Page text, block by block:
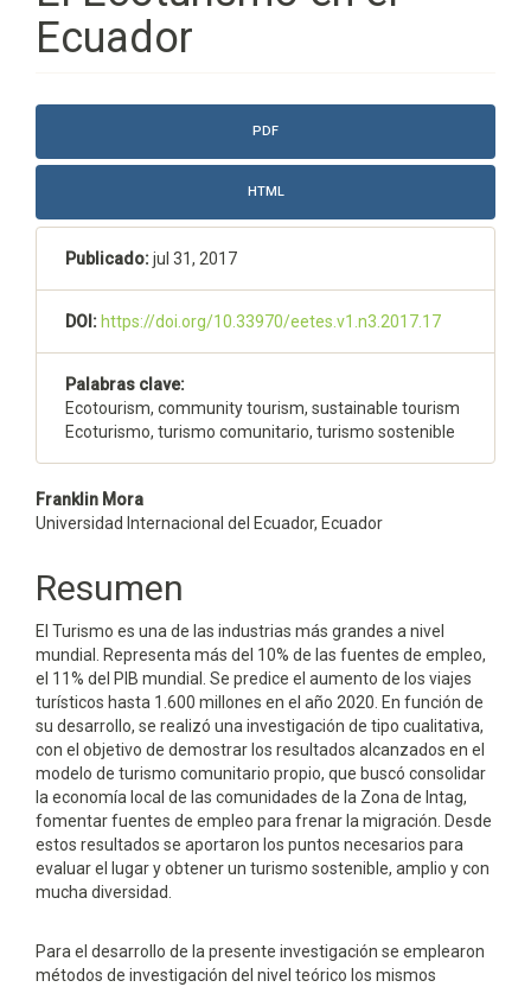
Ecuador
Barra
lateral
artículo
PDF
HTML
Publicado:jul 31, 2017
DOI:https://doi.org/10.33970/eetes.v1.n3.2017.17
Palabras clave:
Ecotourism, community tourism, sustainable tourism
Ecoturismo, turismo comunitario, turismo sostenible
Contenido
del
artículo
Franklin Mora
Universidad Internacional del Ecuador, Ecuador
Resumen
El Turismo es una de las industrias más grandes a nivel
mundial. Representa más del 10% de las fuentes de empleo,
el 11% del PIB mundial. Se predice el aumento de los viajes
turísticos hasta 1.600 millones en el año 2020. En función de
su desarrollo, se realizó una investigación de tipo cualitativa,
con el objetivo de demostrar los resultados alcanzados en el
modelo de turismo comunitario propio, que buscó consolidar
la economía local de las comunidades de la Zona de Intag,
fomentar fuentes de empleo para frenar la migración. Desde
estos resultados se aportaron los puntos necesarios para
evaluar el lugar y obtener un turismo sostenible, amplio y con
mucha diversidad.
Para el desarrollo de la presente investigación se emplearon
métodos de investigación del nivel teórico los mismos